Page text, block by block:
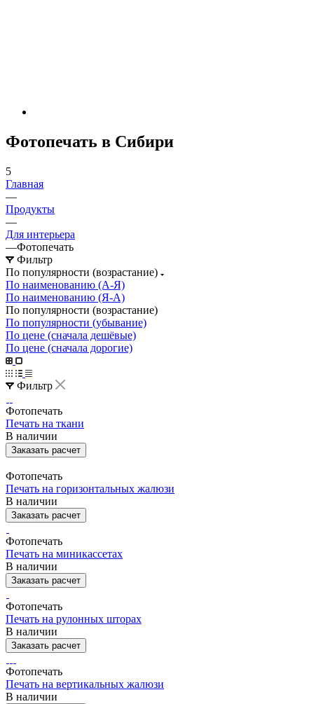
Фотопечать в Сибири
5
Главная
—
Продукты
—
Для интерьера
—Фотопечать
Фильтр
По популярности (возрастание)
По наименованию (А-Я)
По наименованию (Я-А)
По популярности (возрастание)
По популярности (убывание)
По цене (сначала дешёвые)
По цене (сначала дорогие)
Фильтр
Фотопечать
Печать на ткани
В наличии
Заказать расчет
Фотопечать
Печать на горизонтальных жалюзи
В наличии
Заказать расчет
Фотопечать
Печать на миникассетах
В наличии
Заказать расчет
Фотопечать
Печать на рулонных шторах
В наличии
Заказать расчет
Фотопечать
Печать на вертикальных жалюзи
В наличии